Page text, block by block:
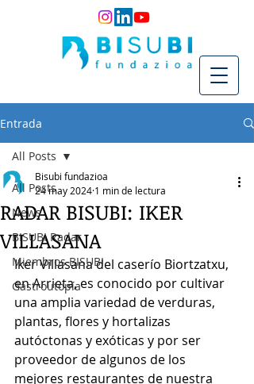
Entrada
All Posts
News
BISUBI Radar
Miembros BISUBI
Gastroutopía
All Posts
RADAR BISUBI: IKER
VILLASANA
Bisubi fundazioa
24 may 2024 1 min de lectura
Iker Villasana del caserío Biortzatxu,
en Arrieta, es conocido por cultivar
una amplia variedad de verduras,
plantas, flores y hortalizas
autóctonas y exóticas y por ser
proveedor de algunos de los
mejores restaurantes de nuestra